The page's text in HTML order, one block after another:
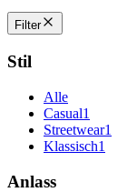
Filter
Stil
Alle
Casual1
Streetwear1
Klassisch1
Anlass